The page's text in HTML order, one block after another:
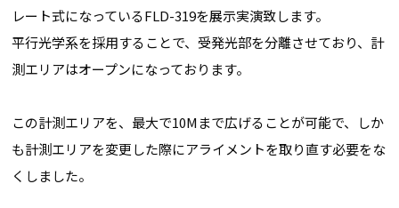
レート式になっているFLD-319を展示実演致します。
平行光学系を採用することで、受発光部を分離させており、計
測エリアはオープンになっております。
この計測エリアを、最大で10Mまで広げることが可能で、しか
も計測エリアを変更した際にアライメントを取り直す必要をな
くしました。